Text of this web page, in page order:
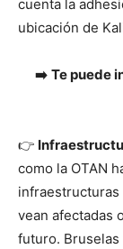
cuenta la
ubicación de
➡️ Te puede
👉
como la OTAN
vean afectadas
futuro. Bruselas